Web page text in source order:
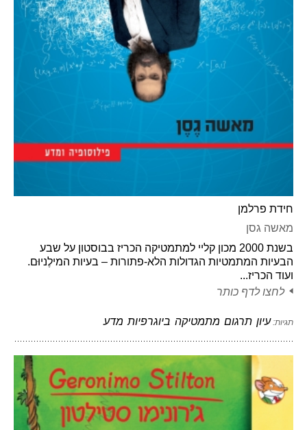
חידת פרלמן
מאשה גסן
בשנת 2000 מכון קליי למתמטיקה הכריז בבוסטון על שבע
הבעיות המתמטיות הגדולות הלא-פתורות – בעיות המילֶניוּם.
ועוד הכריז...
לחצו לדף כותר
תגיות:עיון תרגום מתמטיקה ביוגרפיות מדע